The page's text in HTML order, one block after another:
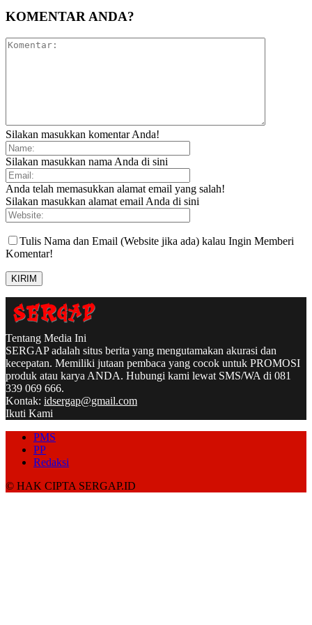
KOMENTAR ANDA?
Silakan masukkan komentar Anda!
Silakan masukkan nama Anda di sini
Anda telah memasukkan alamat email yang salah!
Silakan masukkan alamat email Anda di sini
Tulis Nama dan Email (Website jika ada) kalau Ingin Memberi
Komentar!
Tentang Media Ini
SERGAP adalah situs berita yang mengutamakan akurasi dan
kecepatan. Memiliki jutaan pembaca yang cocok untuk PROMOSI
produk atau karya ANDA. Hubungi kami lewat SMS/WA di 081
339 069 666.
Kontak: idsergap@gmail.com
Ikuti Kami
PMS
PP
Redaksi
© HAK CIPTA SERGAP.ID